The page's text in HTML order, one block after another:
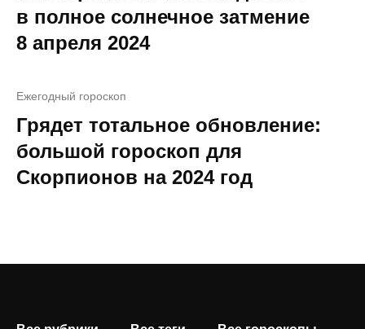
в полное солнечное затмение
8 апреля 2024
Ежегодный гороскоп
Грядет тотальное обновление:
большой гороскоп для
Скорпионов на 2024 год